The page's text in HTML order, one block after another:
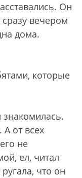
Он
вечером
дома.
которые
А от всех
не
ел, читал
что он